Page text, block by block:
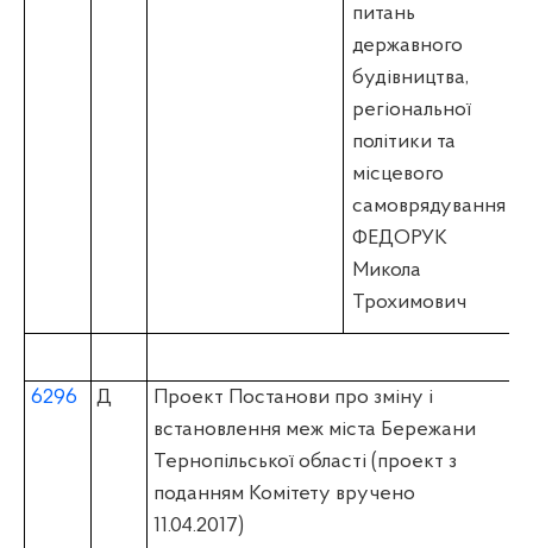
питань
державного
будівництва,
регіональної
політики та
місцевого
самоврядування
ФЕДОРУК
Микола
Трохимович
6296 Д
Проект Постанови про зміну і
встановлення меж міста Бережани
Тернопільської області (проект з
поданням Комітету вручено
11.04.2017)